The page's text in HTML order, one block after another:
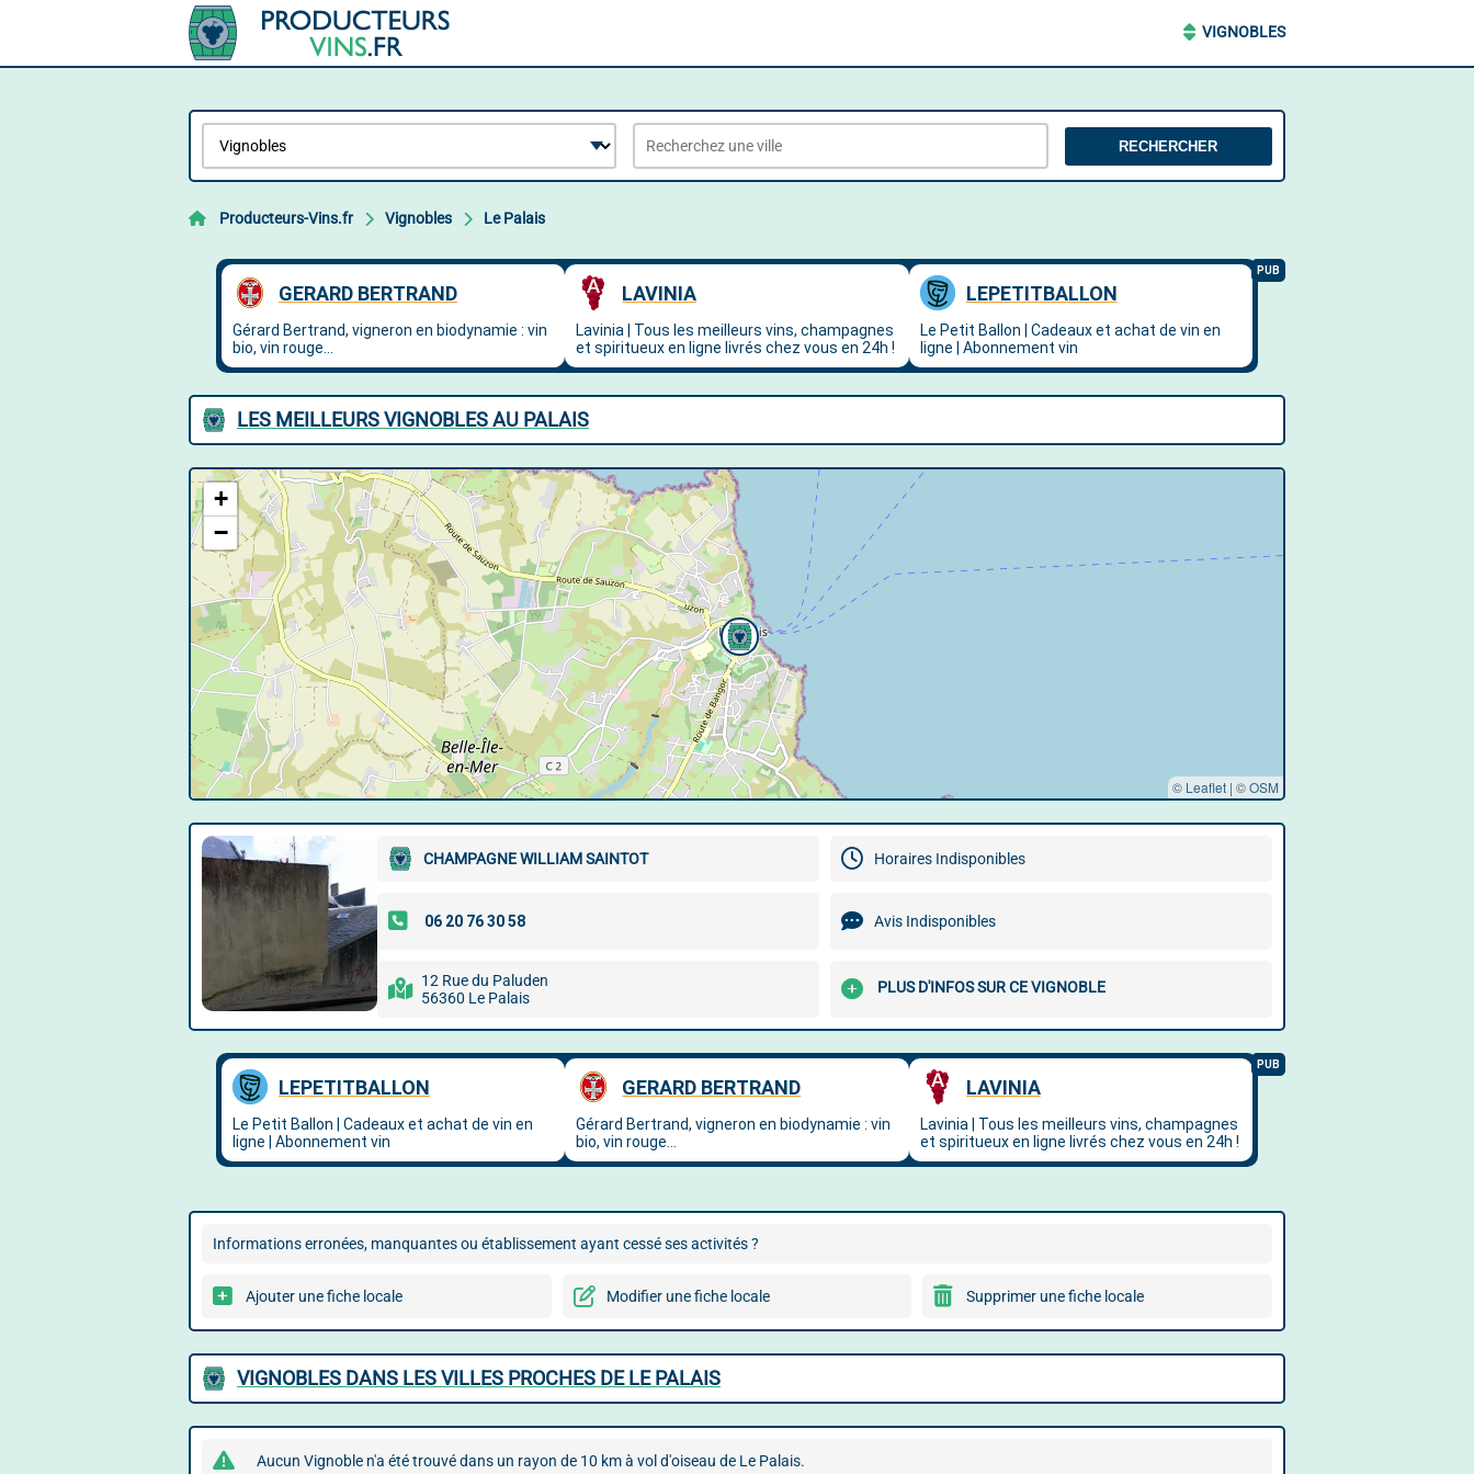
VIGNOBLES
RECHERCHER
Producteurs-Vins.fr Vignobles Le Palais
LES MEILLEURS VIGNOBLES AU PALAIS
+
−
© Leaflet | ©OSM
CHAMPAGNE WILLIAM SAINTOT Horaires Indisponibles
Avis Indisponibles
12 Rue du Paluden
56360 Le Palais
PLUS D'INFOS SUR CE VIGNOBLE
Informations erronées, manquantes ou établissement ayant cessé ses activités ?
Ajouter une fiche locale Modifier une fiche locale Supprimer une fiche locale
VIGNOBLES DANS LES VILLES PROCHES DE LE PALAIS
Aucun Vignoble n'a été trouvé dans un rayon de 10 km à vol d'oiseau de Le Palais.